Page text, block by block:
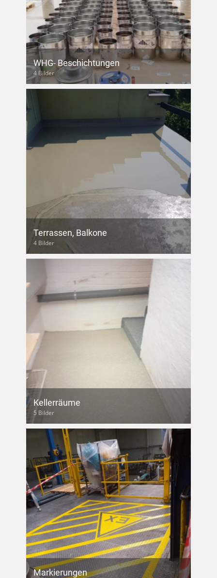
WHG- Beschichtungen
4 Bilder
Terrassen, Balkone
4 Bilder
Kellerräume
5 Bilder
Markierungen